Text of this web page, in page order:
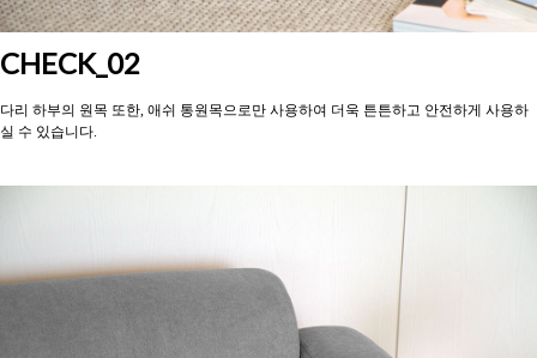
CHECK_02
다리 하부의 원목 또한, 애쉬 통원목으로만 사용하여 더욱 튼튼하고 안전하게 사용하
실 수 있습니다.